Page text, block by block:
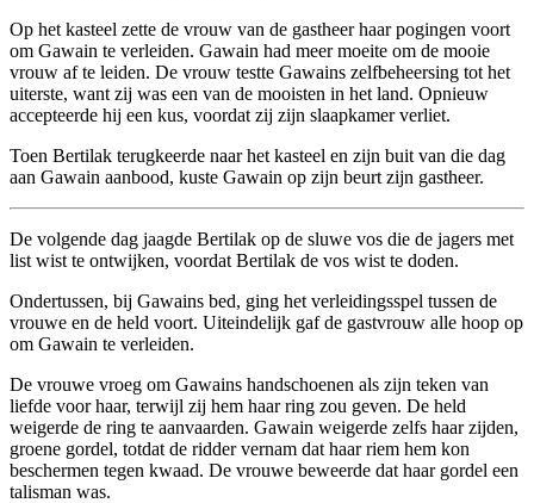
Op het kasteel zette de vrouw van de gastheer haar pogingen voort
om Gawain te verleiden. Gawain had meer moeite om de mooie
vrouw af te leiden. De vrouw testte Gawains zelfbeheersing tot het
uiterste, want zij was een van de mooisten in het land. Opnieuw
accepteerde hij een kus, voordat zij zijn slaapkamer verliet.
Toen Bertilak terugkeerde naar het kasteel en zijn buit van die dag
aan Gawain aanbood, kuste Gawain op zijn beurt zijn gastheer.
De volgende dag jaagde Bertilak op de sluwe vos die de jagers met
list wist te ontwijken, voordat Bertilak de vos wist te doden.
Ondertussen, bij Gawains bed, ging het verleidingsspel tussen de
vrouwe en de held voort. Uiteindelijk gaf de gastvrouw alle hoop op
om Gawain te verleiden.
De vrouwe vroeg om Gawains handschoenen als zijn teken van
liefde voor haar, terwijl zij hem haar ring zou geven. De held
weigerde de ring te aanvaarden. Gawain weigerde zelfs haar zijden,
groene gordel, totdat de ridder vernam dat haar riem hem kon
beschermen tegen kwaad. De vrouwe beweerde dat haar gordel een
talisman was.